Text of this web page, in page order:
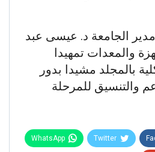
الجامعة د. عيسى عبد
والمعدات تمهيدا
بالمجلد مشيدا بدور
والتنسيق للمرحلة
Twitter
WhatsApp